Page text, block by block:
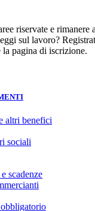
riservate e rimanere
sul lavoro?
la pagina di iscrizione.
altri benefici
sociali
scadenze